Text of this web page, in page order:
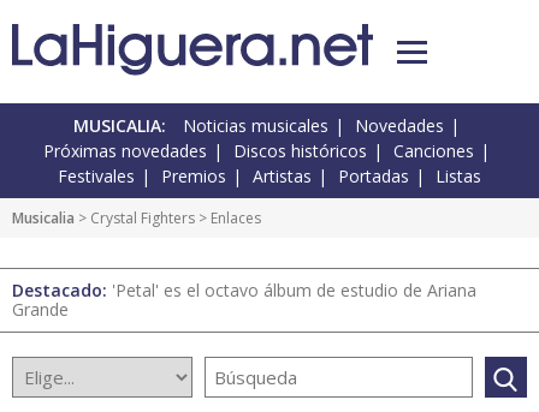
MUSICALIA: Noticias musicales
Novedades
Próximas novedades
Discos históricos
Canciones
Festivales
Premios Artistas Portadas Listas
Musicalia > Crystal Fighters > Enlaces
Destacado: 'Petal' es el octavo álbum de estudio de Ariana
Grande